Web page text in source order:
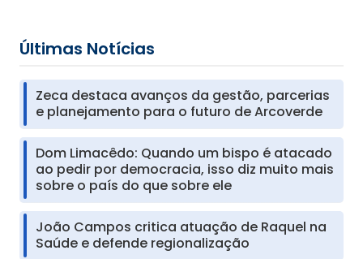
Últimas Notícias
Zeca destaca avanços da gestão, parcerias
e planejamento para o futuro de Arcoverde
Dom Limacêdo: Quando um bispo é atacado
ao pedir por democracia, isso diz muito mais
sobre o país do que sobre ele
João Campos critica atuação de Raquel na
Saúde e defende regionalização